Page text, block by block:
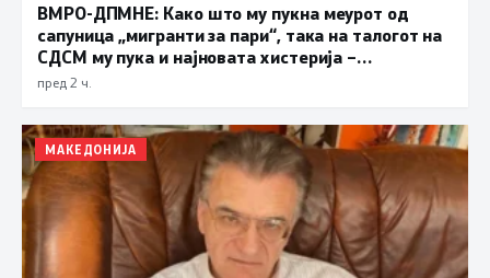
ВМРО-ДПМНЕ: Како што му пукна меурот од
сапуница „мигранти за пари“, така на талогот на
СДСМ му пука и најновата хистерија –
прифаќање на француски предлог
пред 2 ч.
МАКЕДОНИЈА